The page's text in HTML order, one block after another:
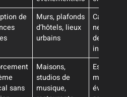
de
Murs, plafonds
d’hôtels, lieux
urbains
Calme,
des bruits
sans
Maisons,
studios de
musique,
musicale,
évocation